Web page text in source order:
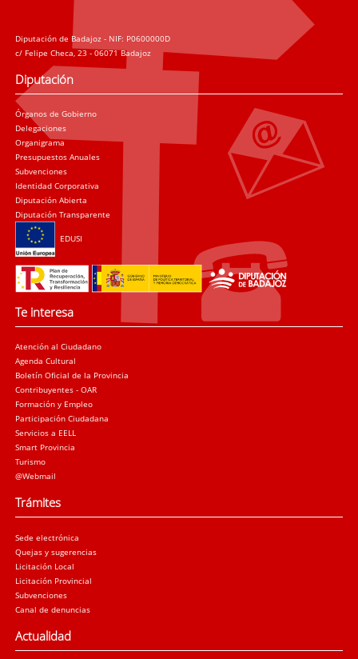
Diputación de Badajoz - NIF: P0600000D
c/ Felipe Checa, 23 - 06071 Badajoz
Diputación
Órganos de Gobierno
Delegaciones
Organigrama
Presupuestos Anuales
Subvenciones
Identidad Corporativa
Diputación Abierta
Diputación Transparente
EDUSI
Te interesa
Atención al Ciudadano
Agenda Cultural
Boletín Oficial de la Provincia
Contribuyentes - OAR
Formación y Empleo
Participación Ciudadana
Servicios a EELL
Smart Provincia
Turismo
@Webmail
Trámites
Sede electrónica
Quejas y sugerencias
Licitación Local
Licitación Provincial
Subvenciones
Canal de denuncias
Actualidad